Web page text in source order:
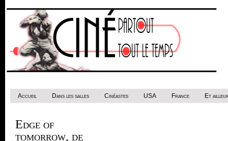
Accueil Dans les salles Cinéastes USA France Et
Edge of
tomorrow, de